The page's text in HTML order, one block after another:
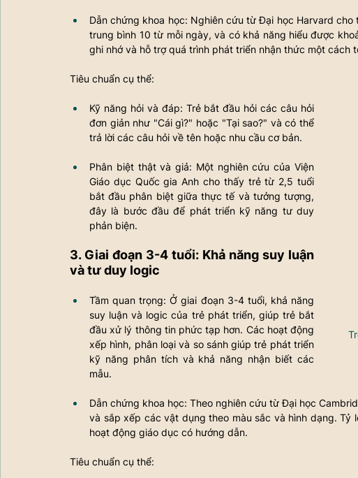
Dẫn chứng khoa học: Nghiên cứu từ Đại học Harvard
trung bình 10 từ mỗi ngày, và có khả năng hiểu được
ghi nhớ và hỗ trợ quá trình phát triển nhận thức một cách
Tiêu chuẩn cụ thể:
Kỹ năng hỏi và đáp: Trẻ bắt đầu hỏi các câu hỏi
đơn giản như "Cái gì?" hoặc "Tại sao?" và có thể
trả lời các câu hỏi về tên hoặc nhu cầu cơ bản.
Phân biệt thật và giả: Một nghiên cứu của Viện
Giáo dục Quốc gia Anh cho thấy trẻ từ 2,5 tuổi
bắt đầu phân biệt giữa thực tế và tưởng tượng,
đây là bước đầu để phát triển kỹ năng tư duy
phản biện.
3. Giai đoạn 3-4 tuổi: Khả năng suy luận
và tư duy logic
Tầm quan trọng: Ở giai đoạn 3-4 tuổi, khả năng
suy luận và logic của trẻ phát triển, giúp trẻ bắt
đầu xử lý thông tin phức tạp hơn. Các hoạt động
xếp hình, phân loại và so sánh giúp trẻ phát triển
kỹ năng phân tích và khả năng nhận biết các
mẫu.
Dẫn chứng khoa học: Theo nghiên cứu từ Đại học
và sắp xếp các vật dụng theo màu sắc và hình dạng.
hoạt động giáo dục có hướng dẫn.
Tiêu chuẩn cụ thể: